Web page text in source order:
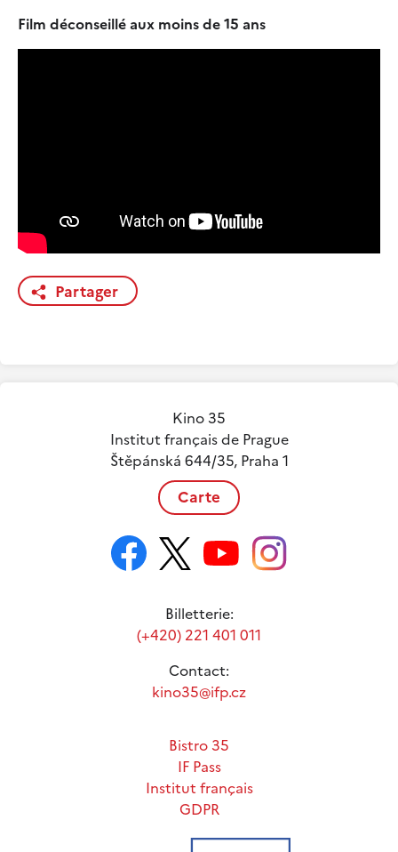
Film déconseillé aux moins de 15 ans
Partager
Kino 35
Institut français de Prague
Štěpánská 644/35, Praha 1
Carte
Billetterie:
(+420) 221 401 011
Contact:
kino35@ifp.cz
Bistro 35
IF Pass
Institut français
GDPR